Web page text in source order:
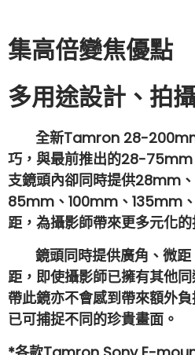
集高倍變焦優點
多用途設計、拍
全新Tamron 28-
巧，與最前推出的28-75mm
支鏡頭內卻同時提供28mm
85mm、100mm、135mm
距，為攝影師帶來更多元化
鏡頭同時提供廣角、微距
距，即使攝影師已擁有其他
帶此鏡亦不會感到帶來額外
已可捕捉不同的珍貴畫面。